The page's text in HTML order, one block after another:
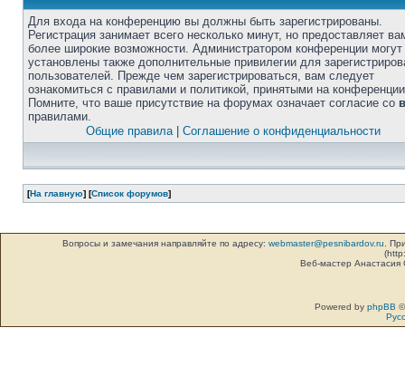
Для входа на конференцию вы должны быть зарегистрированы.
Регистрация занимает всего несколько минут, но предоставляет
более широкие возможности. Администратором конференции
установлены также дополнительные привилегии для
пользователей. Прежде чем зарегистрироваться, вам следует
ознакомиться с правилами и политикой, принятыми на
Помните, что ваше присутствие на форумах означает согласие со
правилами.
Общие правила| Соглашение о конфиденциальности
[На главную] [Список форумов]
Вопросы и замечания направляйте по адресу: webmaster@pesnibardov.ru .
Веб-мастер
Powered by phpBB